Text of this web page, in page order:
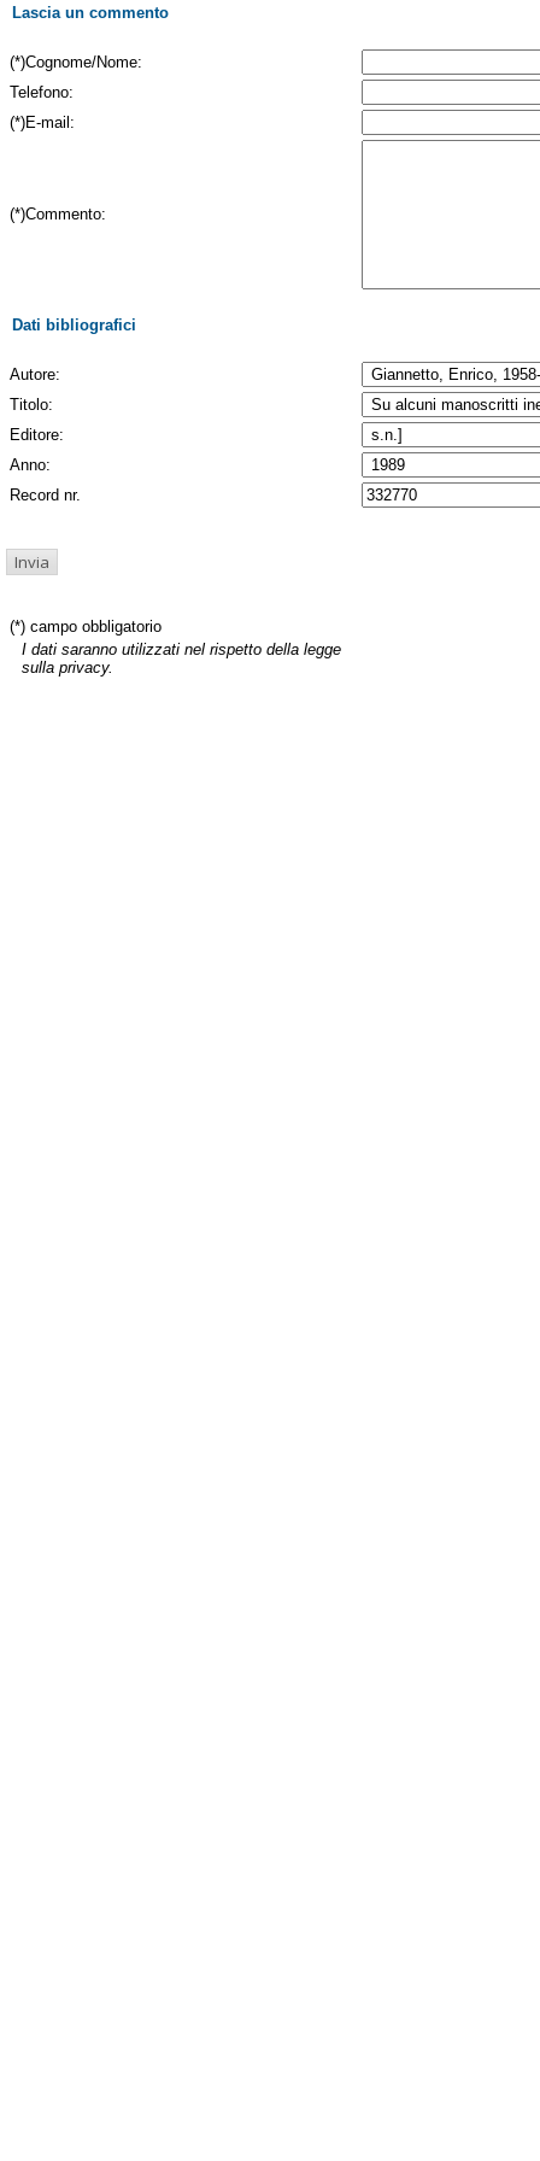
Lascia un commento
(*)Cognome/Nome:
Telefono:
(*)E-mail:
(*)Commento:
Dati bibliografici
Autore:
Titolo:
Editore:
Anno:
Record nr.
(*) campo obbligatorio
I dati saranno utilizzati nel rispetto della legge
sulla privacy.